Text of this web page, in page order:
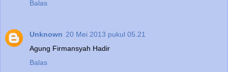
Balas
Unknown 20 Mei 2013 pukul 05.21
Agung Firmansyah Hadir
Balas